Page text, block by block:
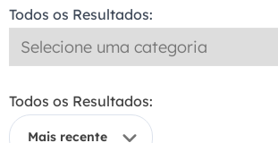
Todos os Resultados:
Todos os Resultados: